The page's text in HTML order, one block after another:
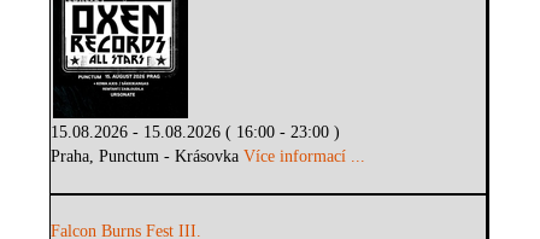
15.08.2026 - 15.08.2026 ( 16:00 - 23:00 )
Praha, Punctum - KrásovkaVíce informací ...
Falcon Burns Fest III.